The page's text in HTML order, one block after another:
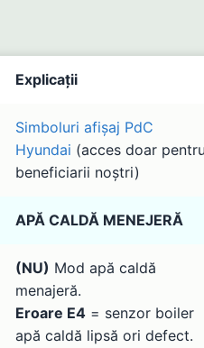
Explicații
Simboluri afișaj PdC
Hyundai (acces doar
beneficiarii noștri)
APĂ CALDĂ MENEJERĂ
(NU) Mod apă caldă
menajeră.
Eroare E4 = senzor boiler
apă caldă lipsă ori defect.